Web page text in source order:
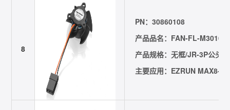
8
PN：30860108
产品品名：FAN-FL-M3010-
产品规格：无框/JR-3P公头/
主要应用：EZRUN MAX8-